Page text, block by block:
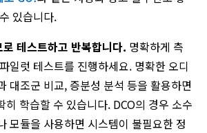
있습니다.
테스트하고 반복합니다. 명확하게 측
일럿 테스트를 진행하세요. 명확한 오디
대조군 비교, 증분성 분석 등을 활용하면
히 학습할 수 있습니다. DCO의 경우 소수
모듈을 사용하면 시스템이 불필요한 정